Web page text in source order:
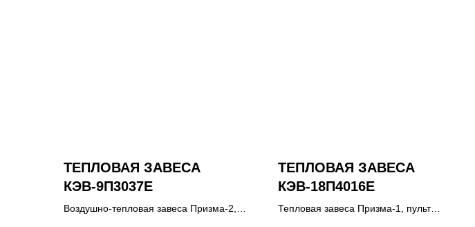
ТЕПЛОВАЯ ЗАВЕСА
КЭВ-9П3037E
Воздушно-тепловая завеса Призма-2,
ТЕПЛОВАЯ ЗАВЕСА
КЭВ-18П4016Е
Тепловая завеса Призма-1, пульт